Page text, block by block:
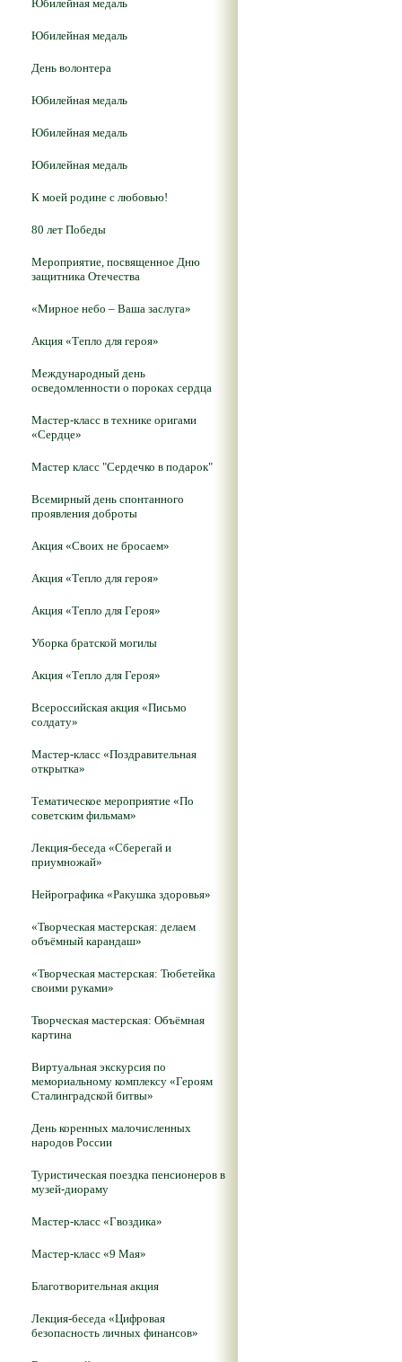
Юбилейная медаль
Юбилейная медаль
День волонтера
Юбилейная медаль
Юбилейная медаль
Юбилейная медаль
К моей родине с любовью!
80 лет Победы
Мероприятие, посвященное Дню
защитника Отечества
«Мирное небо – Ваша заслуга»
Акция «Тепло для героя»
Международный день
осведомленности о пороках сердца
Мастер-класс в технике оригами
«Сердце»
Мастер класс "Сердечко в подарок"
Всемирный день спонтанного
проявления доброты
Акция «Своих не бросаем»
Акция «Тепло для героя»
Акция «Тепло для Героя»
Уборка братской могилы
Акция «Тепло для Героя»
Всероссийская акция «Письмо
солдату»
Мастер-класс «Поздравительная
открытка»
Тематическое мероприятие «По
советским фильмам»
Лекция-беседа «Сберегай и
приумножай»
Нейрографика «Ракушка здоровья»
«Творческая мастерская: делаем
объёмный карандаш»
«Творческая мастерская: Тюбетейка
своими руками»
Творческая мастерская: Объёмная
картина
Виртуальная экскурсия по
мемориальному комплексу «Героям
Сталинградской битвы»
День коренных малочисленных
народов России
Туристическая поездка пенсионеров в
музей-диораму
Мастер-класс «Гвоздика»
Мастер-класс «9 Мая»
Благотворительная акция
Лекция-беседа «Цифровая
безопасность личных финансов»